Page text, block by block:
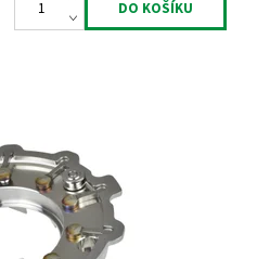
1.9 2.0TDi 1.9dCi 1.9JTD.